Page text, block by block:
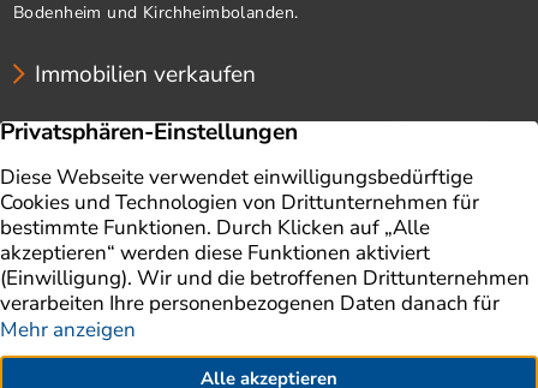
Bodenheim und Kirchheimbolanden.
Immobilien verkaufen
Unternehmen
Immobilie verkaufen
Ratgeber
Immobilienbewertung
Impressum
Aktuelles
Datenschutz
Finanzierung
AGB
Referenzen
Erklärung zur Barrierefreiheit